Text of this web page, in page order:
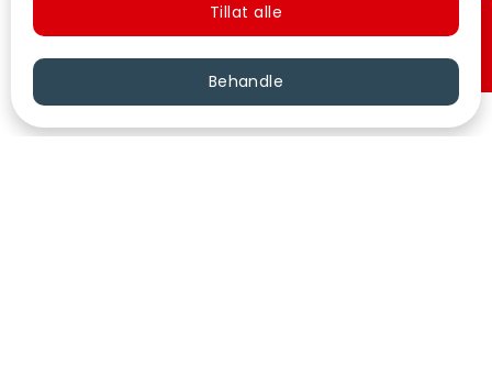
Tillat alle
Behandle Hurtigkjøp